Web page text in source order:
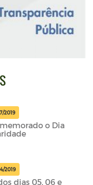
2019
o Dia
2019
dias 05, 06 e